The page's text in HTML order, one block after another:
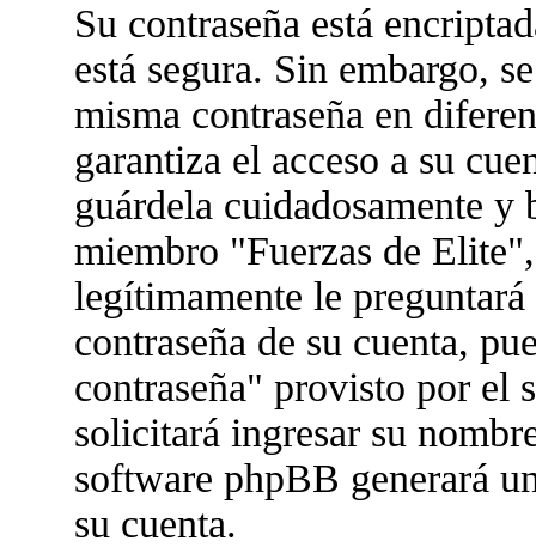
Su contraseña está
está segura. Sin embargo,
misma contraseña en
garantiza el acceso a su
guárdela cuidadosamente
miembro "Fuerzas de
legítimamente le
contraseña de su cuenta,
contraseña" provisto por el
solicitará ingresar su
software phpBB generará
su cuenta.